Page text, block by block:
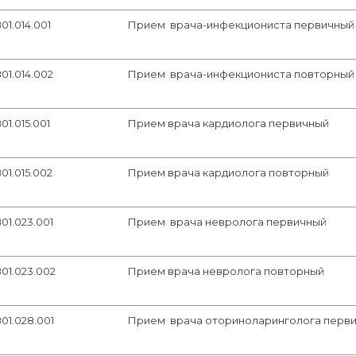
Прием врача-инфекциониста первичный
Прием врача-инфекциониста повторный
Прием врача кардиолога первичный
Прием врача кардиолога повторный
Прием врача невролога первичный
Прием врача невролога повторный
Прием врача оториноларинголога